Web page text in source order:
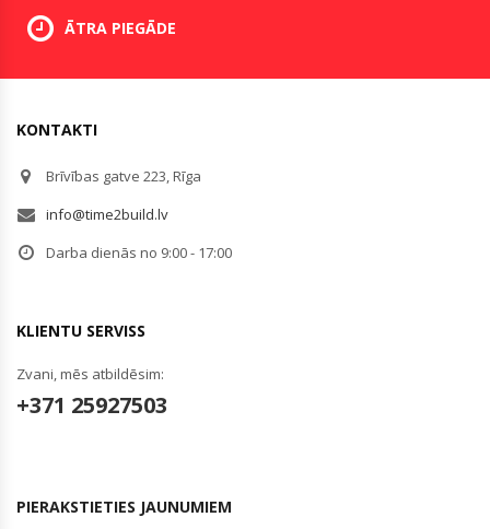
ĀTRA PIEGĀDE
KONTAKTI
Brīvības gatve 223, Rīga
info@time2build.lv
Darba dienās no 9:00 - 17:00
KLIENTU SERVISS
Zvani, mēs atbildēsim:
+371 25927503
PIERAKSTIETIES JAUNUMIEM